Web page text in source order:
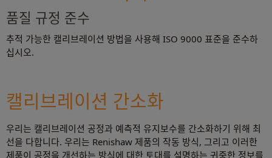
품질 규정 준수
추적 가능한 캘리브레이션 방법을 사용해 ISO 9000 표준을 준수하
십시오.
캘리브레이션 간소화
우리는 캘리브레이션 공정과 예측적 유지보수를 간소화하기 위해 최
선을 다합니다. 우리는 Renishaw 제품의 작동 방식, 그리고 이러한
제품이 공정을 개선하는 방식에 대한 토대를 설명하는 귀중한 정보를